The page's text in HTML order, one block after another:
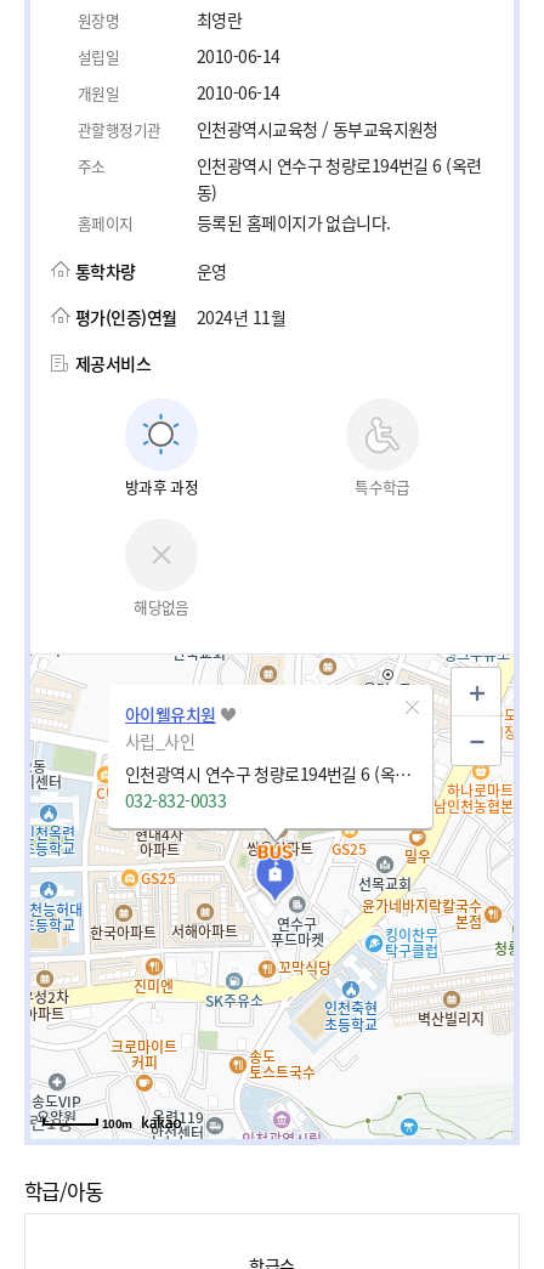
원장명 최영란
설립일 2010-06-14
개원일 2010-06-14
관할행정기관 인천광역시교육청 / 동부교육지원청
주소
인천광역시 연수구 청량로194번길 6 (옥련
동)
홈페이지
등록된 홈페이지가 없습니다.
통학차량
운영
평가(인증)연월
2024년 11월
제공서비스
방과후 과정 특수학급
해당없음
아이웰유치원
사립_사인
인천광역시 연수구 청량로194번길 6 (옥련동)
032-832-0033
100m
학급/아동